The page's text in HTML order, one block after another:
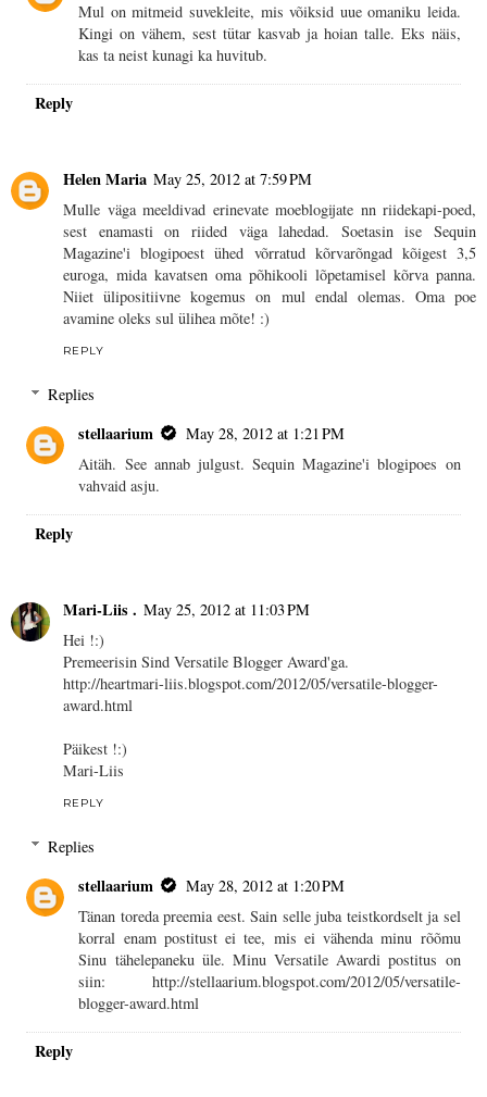
Mul on mitmeid suvekleite, mis võiksid uue omaniku leida.
Kingi on vähem, sest tütar kasvab ja hoian talle. Eks näis,
kas ta neist kunagi ka huvitub.
Reply
Helen Maria May 25, 2012 at 7:59 PM
Mulle väga meeldivad erinevate moeblogijate nn riidekapi-poed,
sest enamasti on riided väga lahedad. Soetasin ise Sequin
Magazine'i blogipoest ühed võrratud kõrvarõngad kõigest 3,5
euroga, mida kavatsen oma põhikooli lõpetamisel kõrva panna.
Niiet ülipositiivne kogemus on mul endal olemas. Oma poe
avamine oleks sul ülihea mõte! :)
REPLY
Replies
stellaarium
May 28, 2012 at 1:21 PM
Aitäh. See annab julgust. Sequin Magazine'i blogipoes on
vahvaid asju.
Reply
Mari-Liis . May 25, 2012 at 11:03 PM
Hei !:)
Premeerisin Sind Versatile Blogger Award'ga.
http://heartmari-liis.blogspot.com/2012/05/versatile-blogger-
award.html
Päikest !:)
Mari-Liis
REPLY
Replies
stellaarium
May 28, 2012 at 1:20 PM
Tänan toreda preemia eest. Sain selle juba teistkordselt ja sel
korral enam postitust ei tee, mis ei vähenda minu rõõmu
Sinu tähelepaneku üle. Minu Versatile Awardi postitus on
siin: http://stellaarium.blogspot.com/2012/05/versatile-
blogger-award.html
Reply